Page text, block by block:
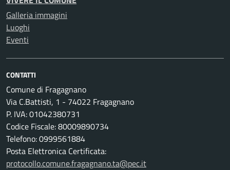
Galleria immagini
Luoghi
Eventi
CONTATTI
Comune di Fragagnano
Via C.Battisti, 1 - 74022 Fragagnano
P. IVA: 01042380731
Codice Fiscale: 80009890734
Telefono: 0999561884
Posta Elettronica Certificata:
protocollo.comune.fragagnano.ta@pec.it